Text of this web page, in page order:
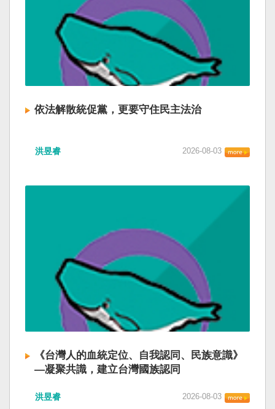
依法解散統促黨，更要守住民主法治
洪昱睿 2026-08-03
《台灣人的血統定位、自我認同、民族意識》
—凝聚共識，建立台灣國族認同
洪昱睿 2026-08-03